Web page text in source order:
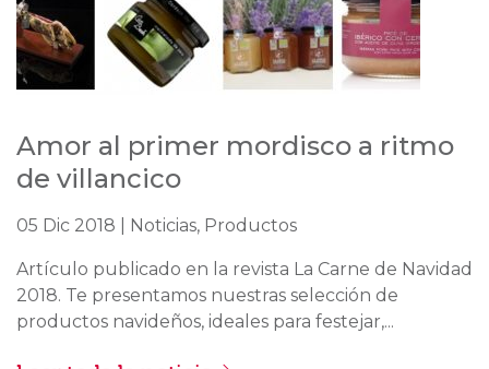
Amor al primer mordisco a ritmo
de villancico
05 Dic 2018 | Noticias, Productos
Artículo publicado en la revista La Carne de Navidad
2018. Te presentamos nuestras selección de
productos navideños, ideales para festejar,...